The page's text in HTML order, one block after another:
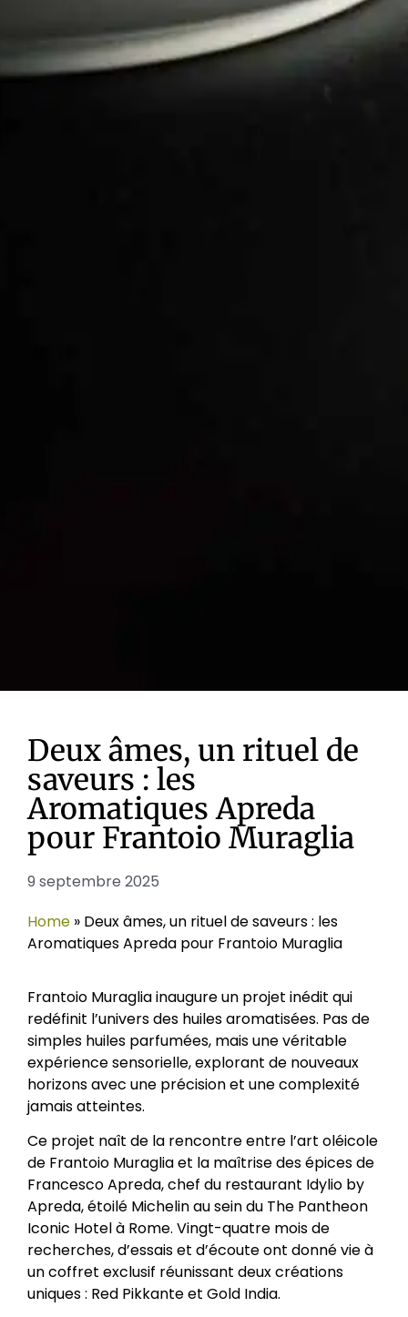
Deux âmes, un rituel de
saveurs : les
Aromatiques Apreda
pour Frantoio Muraglia
9 septembre 2025
Home » Deux âmes, un rituel de saveurs : les
Aromatiques Apreda pour Frantoio Muraglia
Frantoio Muraglia inaugure un projet inédit qui
redéfinit l’univers des huiles aromatisées. Pas de
simples huiles parfumées, mais une véritable
expérience sensorielle, explorant de nouveaux
horizons avec une précision et une complexité
jamais atteintes.
Ce projet naît de la rencontre entre l’art oléicole
de Frantoio Muraglia et la maîtrise des épices de
Francesco Apreda, chef du restaurant Idylio by
Apreda, étoilé Michelin au sein du The Pantheon
Iconic Hotel à Rome. Vingt-quatre mois de
recherches, d’essais et d’écoute ont donné vie à
un coffret exclusif réunissant deux créations
uniques : Red Pikkante et Gold India.